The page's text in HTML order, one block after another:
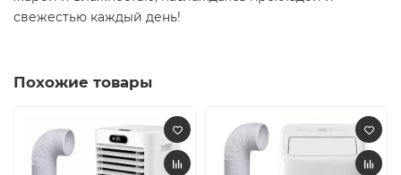
свежестью каждый день!​
Похожие товары